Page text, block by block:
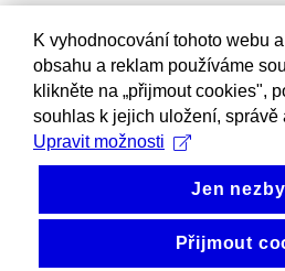
K vyhodnocování tohoto webu
obsahu a reklam používáme
klikněte na „přijmout cookies",
souhlas k jejich uložení, správě
Upravit možnosti
Jen
Přijmout